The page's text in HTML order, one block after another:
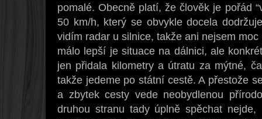
pomalé. Obecně platí, že člověk je pořád
50 km/h, který se obvykle docela
vidím radar u silnice, takže ani nejsem
málo lepší je situace na dálnici, ale
jen přidala kilometry a útratu za mýtné,
takže jedeme po státní cestě. A přestože
a zbytek cesty vede neobydlenou
druhou stranu tady úplně spěchat